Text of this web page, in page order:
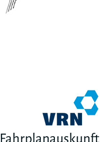
Fahrplanauskunft